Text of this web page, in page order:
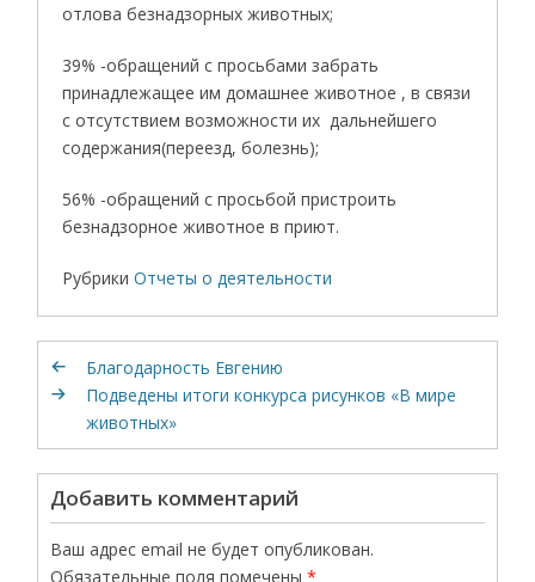
отлова безнадзорных животных;
39% -обращений с просьбами забрать
принадлежащее им домашнее животное , в связи
с отсутствием возможности их дальнейшего
содержания(переезд, болезнь);
56% -обращений с просьбой пристроить
безнадзорное животное в приют.
Рубрики Отчеты о деятельности
Благодарность Евгению
Подведены итоги конкурса рисунков «В мире
животных»
Добавить комментарий
Ваш адрес email не будет опубликован.
Обязательные поля помечены*